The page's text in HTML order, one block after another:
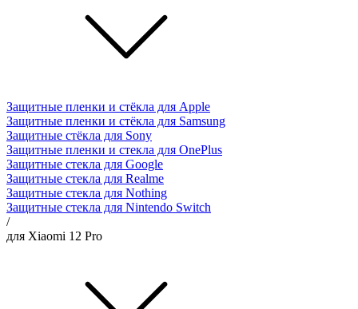
Защитные пленки и стёкла для Apple
Защитные пленки и стёкла для Samsung
Защитные стёкла для Sony
Защитные пленки и стекла для OnePlus
Защитные стекла для Google
Защитные стекла для Realme
Защитные стекла для Nothing
Защитные стекла для Nintendo Switch
/
для Xiaomi 12 Pro